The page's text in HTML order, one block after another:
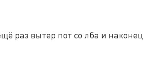
раз вытер пот со лба и наконец